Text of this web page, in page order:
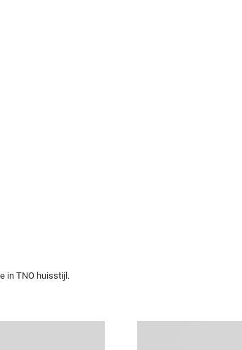
in TNO huisstijl.